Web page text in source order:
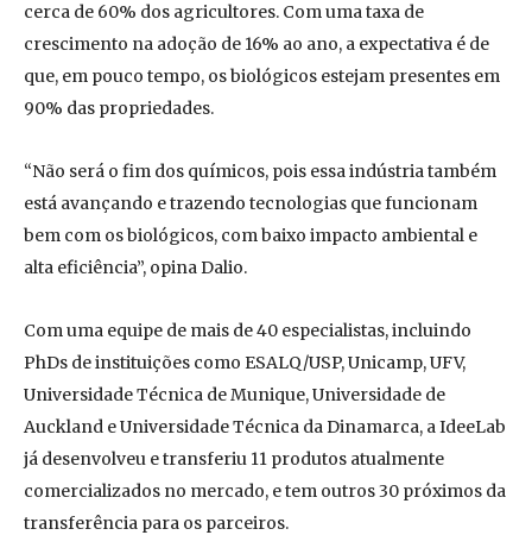
cerca de 60% dos agricultores. Com uma taxa de
crescimento na adoção de 16% ao ano, a expectativa é de
que, em pouco tempo, os biológicos estejam presentes em
90% das propriedades.
“Não será o fim dos químicos, pois essa indústria também
está avançando e trazendo tecnologias que funcionam
bem com os biológicos, com baixo impacto ambiental e
alta eficiência”, opina Dalio.
Com uma equipe de mais de 40 especialistas, incluindo
PhDs de instituições como ESALQ/USP, Unicamp, UFV,
Universidade Técnica de Munique, Universidade de
Auckland e Universidade Técnica da Dinamarca, a IdeeLab
já desenvolveu e transferiu 11 produtos atualmente
comercializados no mercado, e tem outros 30 próximos da
transferência para os parceiros.